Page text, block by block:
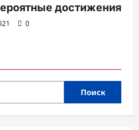
достижения
0
Поиск